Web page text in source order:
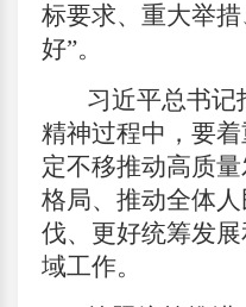
标要求、重大举
好”。
习近平总书记
精神过程中，要
定不移推动高质
格局、推动全体
伐、更好统筹发
域工作。